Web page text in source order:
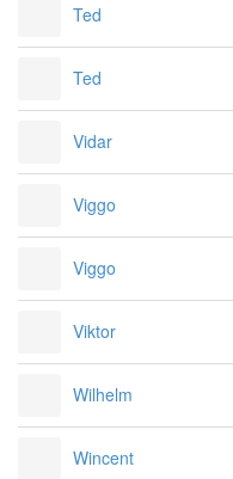
Ted
Ted
Vidar
Viggo
Viggo
Viktor
Wilhelm
Wincent